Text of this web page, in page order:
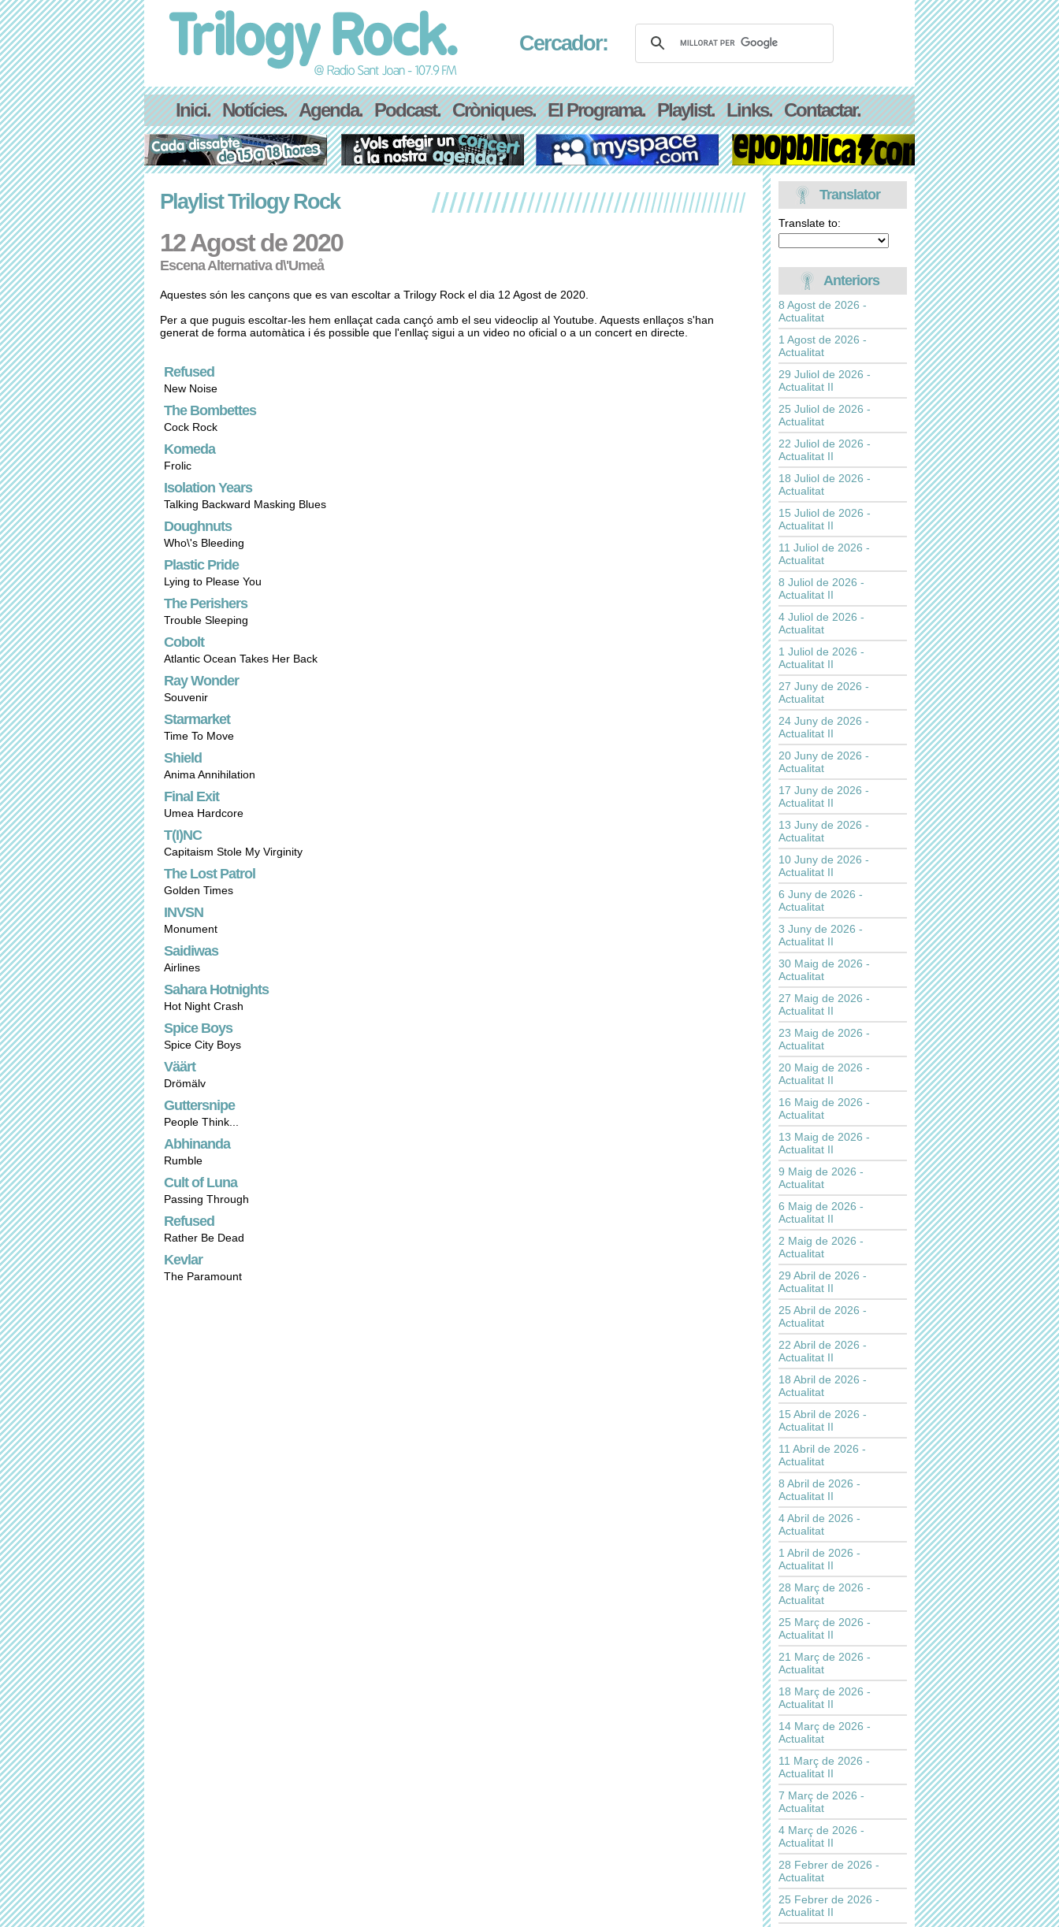
Cercador:
Inici. Notícies. Agenda. Podcast. Cròniques. El Programa. Playlist. Links. Contactar.
Playlist Trilogy Rock
12 Agost de 2020
Escena Alternativa d\'Umeå
Aquestes són les cançons que es van escoltar a Trilogy Rock el dia 12 Agost de 2020.
Per a que puguis escoltar-les hem enllaçat cada cançó amb el seu videoclip al Youtube. Aquests enllaços s'han
generat de forma automàtica i és possible que l'enllaç sigui a un video no oficial o a un concert en directe.
Refused
New Noise
The Bombettes
Cock Rock
Komeda
Frolic
Isolation Years
Talking Backward Masking Blues
Doughnuts
Who\'s Bleeding
Plastic Pride
Lying to Please You
The Perishers
Trouble Sleeping
Cobolt
Atlantic Ocean Takes Her Back
Ray Wonder
Souvenir
Starmarket
Time To Move
Shield
Anima Annihilation
Final Exit
Umea Hardcore
T(I)NC
Capitaism Stole My Virginity
The Lost Patrol
Golden Times
INVSN
Monument
Saidiwas
Airlines
Sahara Hotnights
Hot Night Crash
Spice Boys
Spice City Boys
Väärt
Drömälv
Guttersnipe
People Think...
Abhinanda
Rumble
Cult of Luna
Passing Through
Refused
Rather Be Dead
Kevlar
The Paramount
Translator
Translate to:
Anteriors
8 Agost de 2026 -
Actualitat
1 Agost de 2026 -
Actualitat
29 Juliol de 2026 -
Actualitat II
25 Juliol de 2026 -
Actualitat
22 Juliol de 2026 -
Actualitat II
18 Juliol de 2026 -
Actualitat
15 Juliol de 2026 -
Actualitat II
11 Juliol de 2026 -
Actualitat
8 Juliol de 2026 -
Actualitat II
4 Juliol de 2026 -
Actualitat
1 Juliol de 2026 -
Actualitat II
27 Juny de 2026 -
Actualitat
24 Juny de 2026 -
Actualitat II
20 Juny de 2026 -
Actualitat
17 Juny de 2026 -
Actualitat II
13 Juny de 2026 -
Actualitat
10 Juny de 2026 -
Actualitat II
6 Juny de 2026 -
Actualitat
3 Juny de 2026 -
Actualitat II
30 Maig de 2026 -
Actualitat
27 Maig de 2026 -
Actualitat II
23 Maig de 2026 -
Actualitat
20 Maig de 2026 -
Actualitat II
16 Maig de 2026 -
Actualitat
13 Maig de 2026 -
Actualitat II
9 Maig de 2026 -
Actualitat
6 Maig de 2026 -
Actualitat II
2 Maig de 2026 -
Actualitat
29 Abril de 2026 -
Actualitat II
25 Abril de 2026 -
Actualitat
22 Abril de 2026 -
Actualitat II
18 Abril de 2026 -
Actualitat
15 Abril de 2026 -
Actualitat II
11 Abril de 2026 -
Actualitat
8 Abril de 2026 -
Actualitat II
4 Abril de 2026 -
Actualitat
1 Abril de 2026 -
Actualitat II
28 Març de 2026 -
Actualitat
25 Març de 2026 -
Actualitat II
21 Març de 2026 -
Actualitat
18 Març de 2026 -
Actualitat II
14 Març de 2026 -
Actualitat
11 Març de 2026 -
Actualitat II
7 Març de 2026 -
Actualitat
4 Març de 2026 -
Actualitat II
28 Febrer de 2026 -
Actualitat
25 Febrer de 2026 -
Actualitat II